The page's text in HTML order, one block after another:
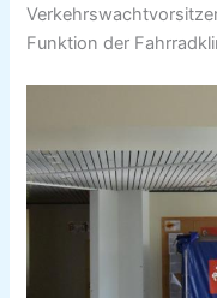
Funktion der